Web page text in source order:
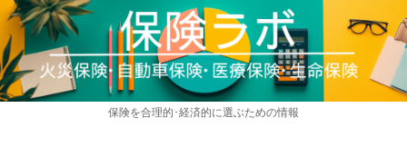
保険を合理的･経済的に選ぶための情報